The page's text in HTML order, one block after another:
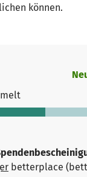
können.
betterplace